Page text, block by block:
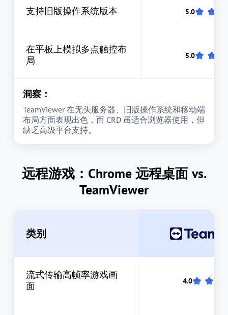
支持旧版操作系统版本
在平板上模拟多点触控布
局
洞察：
TeamViewer 在无头服务器、旧版操作系统和移动端
布局方面表现出色，而 CRD 虽适合浏览器使用，但
缺乏高级平台支持。
远程游戏：Chrome 远程桌面 vs.
TeamViewer
类别
流式传输高帧率游戏画
面